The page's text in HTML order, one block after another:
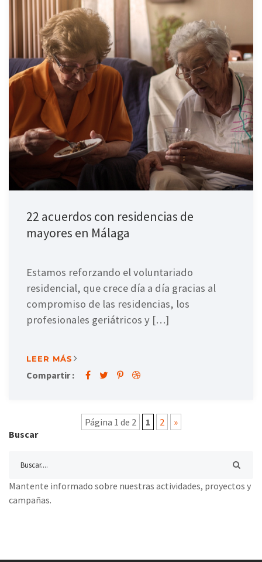
22 acuerdos con residencias de
mayores en Málaga
Estamos reforzando el voluntariado
residencial, que crece día a día gracias al
compromiso de las residencias, los
profesionales geriátricos y […]
LEER MÁS
Compartir :
Página 1 de 2 1 2
»
Buscar
Mantente informado sobre nuestras actividades, proyectos y
campañas.